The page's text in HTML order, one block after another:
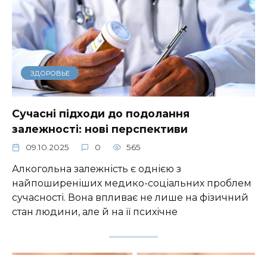
ЗДОРОВЬЕ
Сучасні підходи до подолання
залежності: нові перспективи
09.10.2025 0 565
Алкогольна залежність є однією з
найпоширеніших медико-соціальних проблем
сучасності. Вона впливає не лише на фізичний
стан людини, але й на її психічне